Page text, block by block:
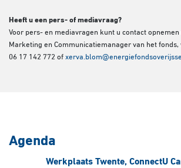
Heeft u een pers- of mediavraag?
Voor pers- en mediavragen kunt u contact opnemen
Marketing en Communicatiemanager van het
06 17 142 772 of
Agenda
Werkplaats Twente, ConnectU